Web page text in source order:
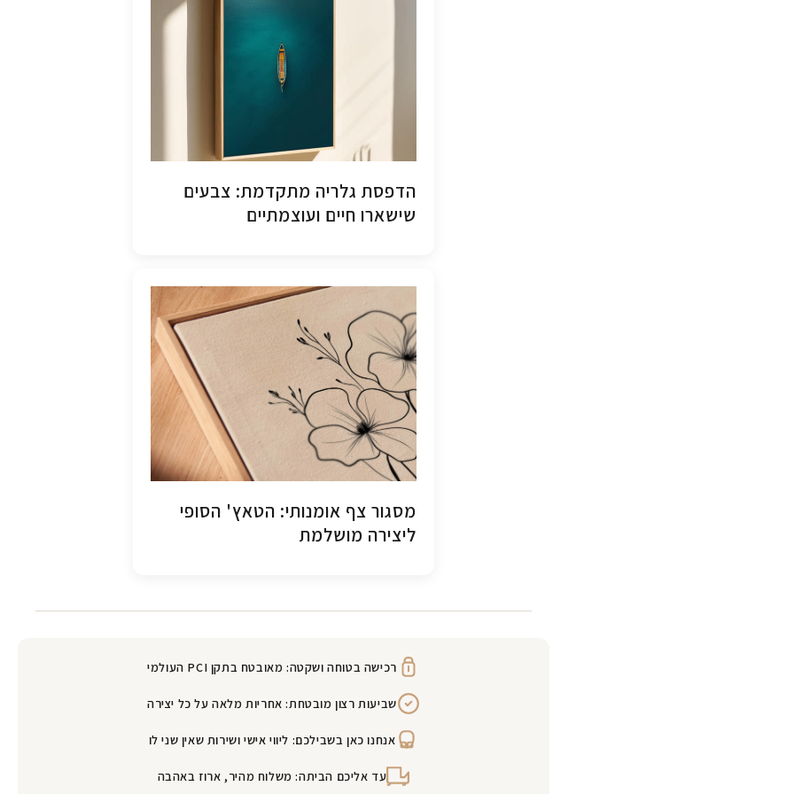
הדפסת גלריה מתקדמת: צבעים
שישארו חיים ועוצמתיים
מסגור צף אומנותי: הטאץ' הסופי
ליצירה מושלמת
רכישה בטוחה ושקטה: מאובטח בתקן PCI העולמי
שביעות רצון מובטחת: אחריות מלאה על כל יצירה
אנחנו כאן בשבילכם: ליווי אישי ושירות שאין שני לו
עד אליכם הביתה: משלוח מהיר, ארוז באהבה